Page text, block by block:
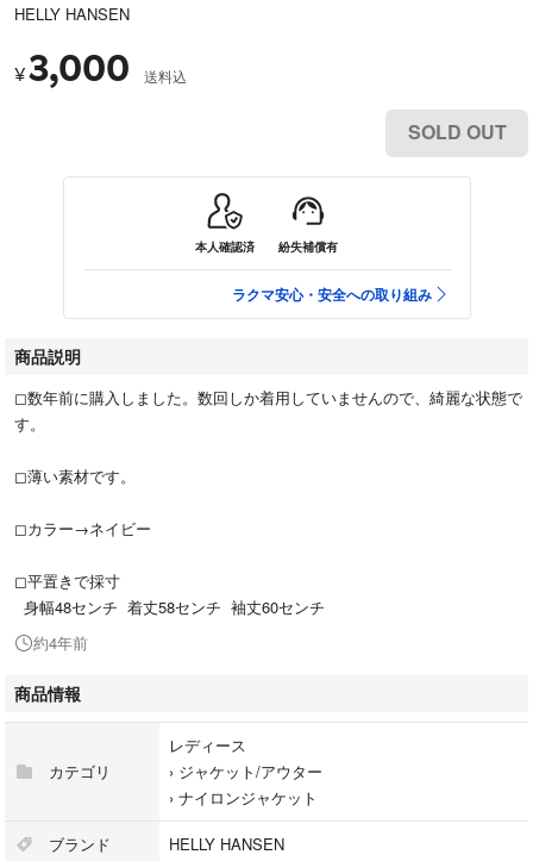
HELLY HANSEN
¥3,000 送料込
SOLD OUT
本人確認済 紛失補償有
ラクマ安心・安全への取り組み
商品説明
◻︎数年前に購入しました。数回しか着用していませんので、綺麗な状態で
す。
◻︎薄い素材です。
◻︎カラー→ネイビー
◻︎平置きで採寸
身幅48センチ 着丈58センチ 袖丈60センチ
約4年前
商品情報
カテゴリ
レディース
› ジャケット/アウター
› ナイロンジャケット
ブランド HELLY HANSEN